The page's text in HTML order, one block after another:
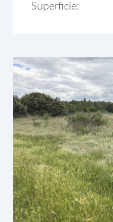
Superficie: